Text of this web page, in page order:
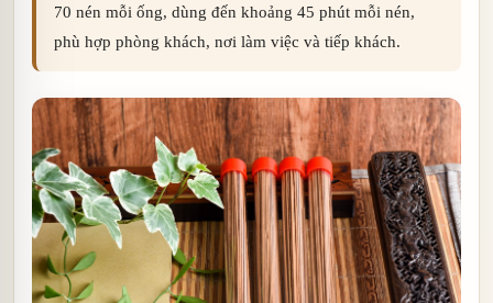
70 nén mỗi ống, dùng đến khoảng 45 phút mỗi nén,
phù hợp phòng khách, nơi làm việc và tiếp khách.